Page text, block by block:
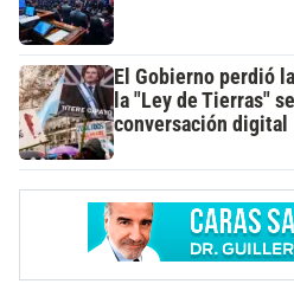
El Gobierno perdió
la "Ley de Tierras"
conversación digital